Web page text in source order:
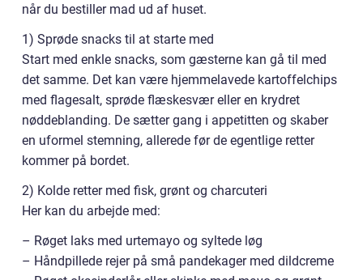
når du bestiller mad ud af huset.
1) Sprøde snacks til at starte med
Start med enkle snacks, som gæsterne kan gå til med
det samme. Det kan være hjemmelavede kartoffelchips
med flagesalt, sprøde flæskesvær eller en krydret
nøddeblanding. De sætter gang i appetitten og skaber
en uformel stemning, allerede før de egentlige retter
kommer på bordet.
2) Kolde retter med fisk, grønt og charcuteri
Her kan du arbejde med:
– Røget laks med urtemayo og syltede løg
– Håndpillede rejer på små pandekager med dildcreme